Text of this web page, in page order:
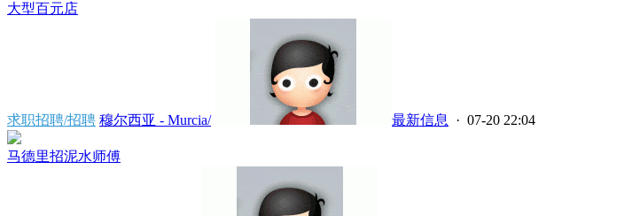
大型百元店
求职招聘/招聘 穆尔西亚 - Murcia/ 最新信息 · 07-20 22:04
马德里招泥水师傅